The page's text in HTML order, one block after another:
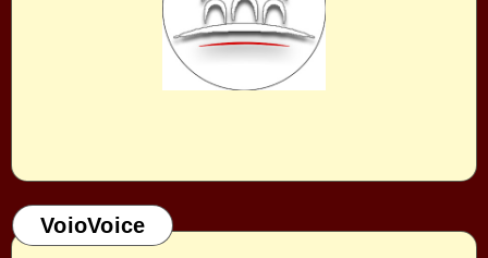
VoioVoice